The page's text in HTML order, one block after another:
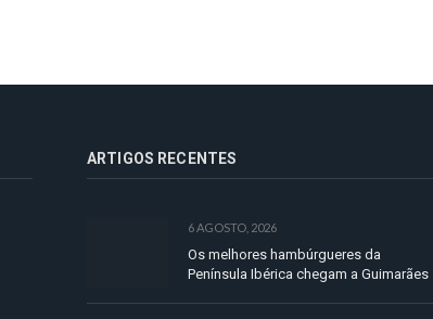
ARTIGOS RECENTES
6 AGOSTO, 2026
Os melhores hambúrgueres da
Península Ibérica chegam a Guimarães